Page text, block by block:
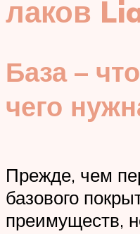
лаков
База –
чего
Прежде, чем
базового
преимуществ,